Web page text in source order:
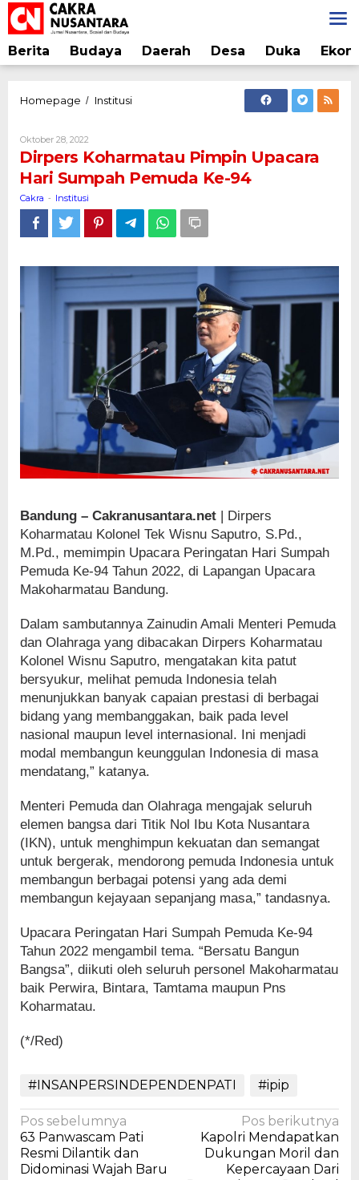
Lewati
ke
konten
Berita Budaya Daerah Desa Duka
Homepage / InstitusiDirpers
Hari
Sumpah
Ke-
94
Oktober 28, 2022
Cakra
Dirpers Koharmatau Pimpin Upacara
Hari Sumpah Pemuda Ke-94
Cakra - Institusi
Bandung – Cakranusantara.net | Dirpers
Koharmatau Kolonel Tek Wisnu Saputro, S.Pd.,
M.Pd., memimpin Upacara Peringatan Hari Sumpah
Pemuda Ke-94 Tahun 2022, di Lapangan Upacara
Makoharmatau Bandung.
Dalam sambutannya Zainudin Amali Menteri Pemuda
dan Olahraga yang dibacakan Dirpers Koharmatau
Kolonel Wisnu Saputro, mengatakan kita patut
bersyukur, melihat pemuda Indonesia telah
menunjukkan banyak capaian prestasi di berbagai
bidang yang membanggakan, baik pada level
nasional maupun level internasional. Ini menjadi
modal membangun keunggulan Indonesia di masa
mendatang,” katanya.
Menteri Pemuda dan Olahraga mengajak seluruh
elemen bangsa dari Titik Nol Ibu Kota Nusantara
(IKN), untuk menghimpun kekuatan dan semangat
untuk bergerak, mendorong pemuda Indonesia untuk
membangun berbagai potensi yang ada demi
membangun kejayaan sepanjang masa,” tandasnya.
Upacara Peringatan Hari Sumpah Pemuda Ke-94
Tahun 2022 mengambil tema. “Bersatu Bangun
Bangsa”, diikuti oleh seluruh personel Makoharmatau
baik Perwira, Bintara, Tamtama maupun Pns
Koharmatau.
(*/Red)
#INSANPERSINDEPENDENPATI #ipip
Navigasi
pos
Pos sebelumnya
63 Panwascam Pati
Resmi Dilantik dan
Didominasi Wajah Baru
Pos berikutnya
Kapolri Mendapatkan
Dukungan Moril dan
Kepercayaan Dari